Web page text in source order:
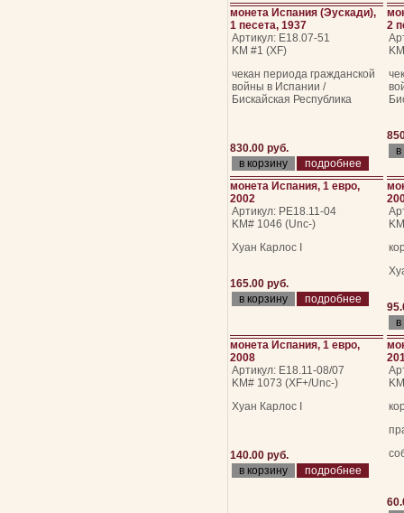
монета Испания (Эускади),
1 песета, 1937
Артикул: Е18.07-51
KM #1 (XF)
чекан периода гражданской
войны в Испании /
Бискайская Республика
830.00 руб.
подробнее
2
монета Испания, 1 евро,
2002
Артикул: РЕ18.11-04
KM# 1046 (Unc-)
Хуан Карлос I
165.00 руб.
подробнее
монета Испания, 1 евро,
2008
Артикул: Е18.11-08/07
KM# 1073 (XF+/Unc-)
Хуан Карлос I
140.00 руб.
подробнее